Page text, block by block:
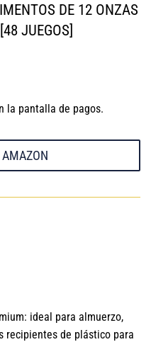
DE 12 ONZAS
JUEGOS]
la pantalla de pagos.
ideal para almuerzo,
recipientes de plástico para